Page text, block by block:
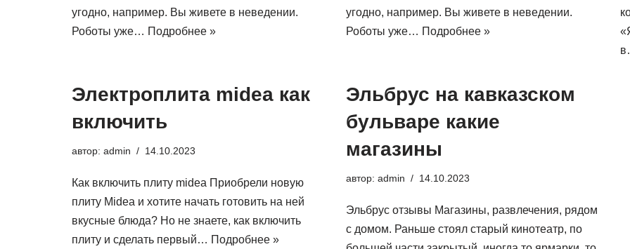
угодно, например. Вы живете в неведении.
Роботы уже… Подробнее »
угодно, например. Вы живете в неведении.
Роботы уже… Подробнее »
Электроплита midea как
включить
автор: admin 14.10.2023
Как включить плиту midea Приобрели новую
плиту Midea и хотите начать готовить на ней
вкусные блюда? Но не знаете, как включить
плиту и сделать первый… Подробнее »
Эльбрус на кавказском
бульваре какие
магазины
автор: admin 14.10.2023
Эльбрус отзывы Магазины, развлечения, рядом
с домом. Раньше стоял старый кинотеатр, по